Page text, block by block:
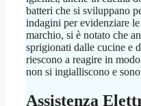
batteri che si sviluppano
indagini per evidenziare
marchio, si è notato che
sprigionati dalle cucine e
riescono a reagire in
non si ingialliscono e
Assistenza